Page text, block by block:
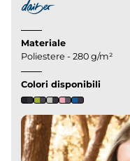
Materiale
Poliestere - 280 g/m²
Colori disponibili